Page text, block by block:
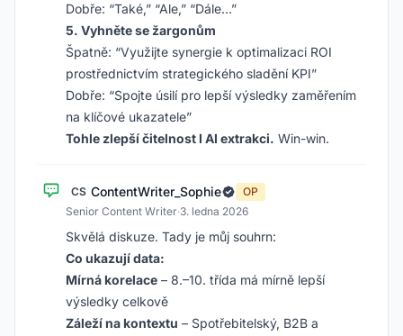
Dobře: “Také,” “Ale,” “Dále…”
5. Vyhněte se žargonům
Špatně: “Využijte synergie k optimalizaci ROI
prostřednictvím strategického sladění KPI”
Dobře: “Spojte úsilí pro lepší výsledky zaměřením
na klíčové ukazatele”
Tohle zlepší čitelnost I AI extrakci. Win-win.
CS ContentWriter_Sophie
OP
Senior Content Writer·3. ledna 2026
Skvělá diskuze. Tady je můj souhrn:
Co ukazují data:
Mírná korelace – 8.–10. třída má mírně lepší
výsledky celkově
Záleží na kontextu – Spotřebitelský, B2B a